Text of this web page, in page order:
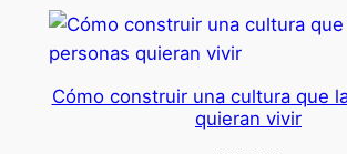
Cómo construir una cultura que
quieran vivir